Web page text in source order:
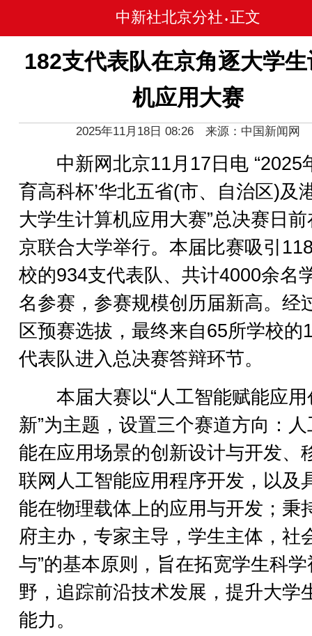
中新社北京分社 • 正文
182支代表队在京角逐大学
机应用大赛
2025年11月18日 08:26 来源：中国新闻网
中新网北京11月17日电 “2025
育高科杯’华北五省(市、自治区)及
大学生计算机应用大赛”总决赛日
京联合大学举行。本届比赛吸引
校的934支代表队、共计4000余名
名参赛，参赛规模创历届新高。经
区预赛选拔，最终来自65所学校的
代表队进入总决赛答辩环节。
本届大赛以“人工智能赋能应用
新”为主题，设置三个赛道方向：
能在应用场景的创新设计与开发、
联网人工智能应用程序开发，以及
能在物理载体上的应用与开发；秉
府主办，专家主导，学生主体，社
与”的基本原则，旨在拓宽学生科学
野，追踪前沿技术发展，提升大学
能力。